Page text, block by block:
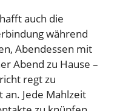
auch die
während
Abendessen mit
Abend zu Hause –
regt zu
an. Jede Mahlzeit